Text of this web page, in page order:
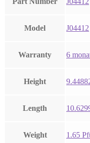
Model J04412
Warranty 6
Height
Length
Weight 1.65